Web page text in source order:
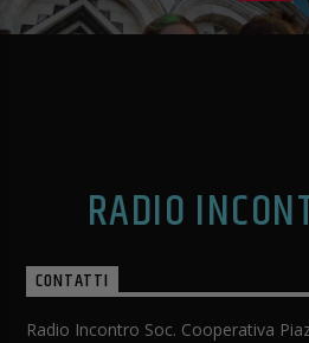
RADIO
CONTATTI
Radio Incontro Soc. Cooperativa